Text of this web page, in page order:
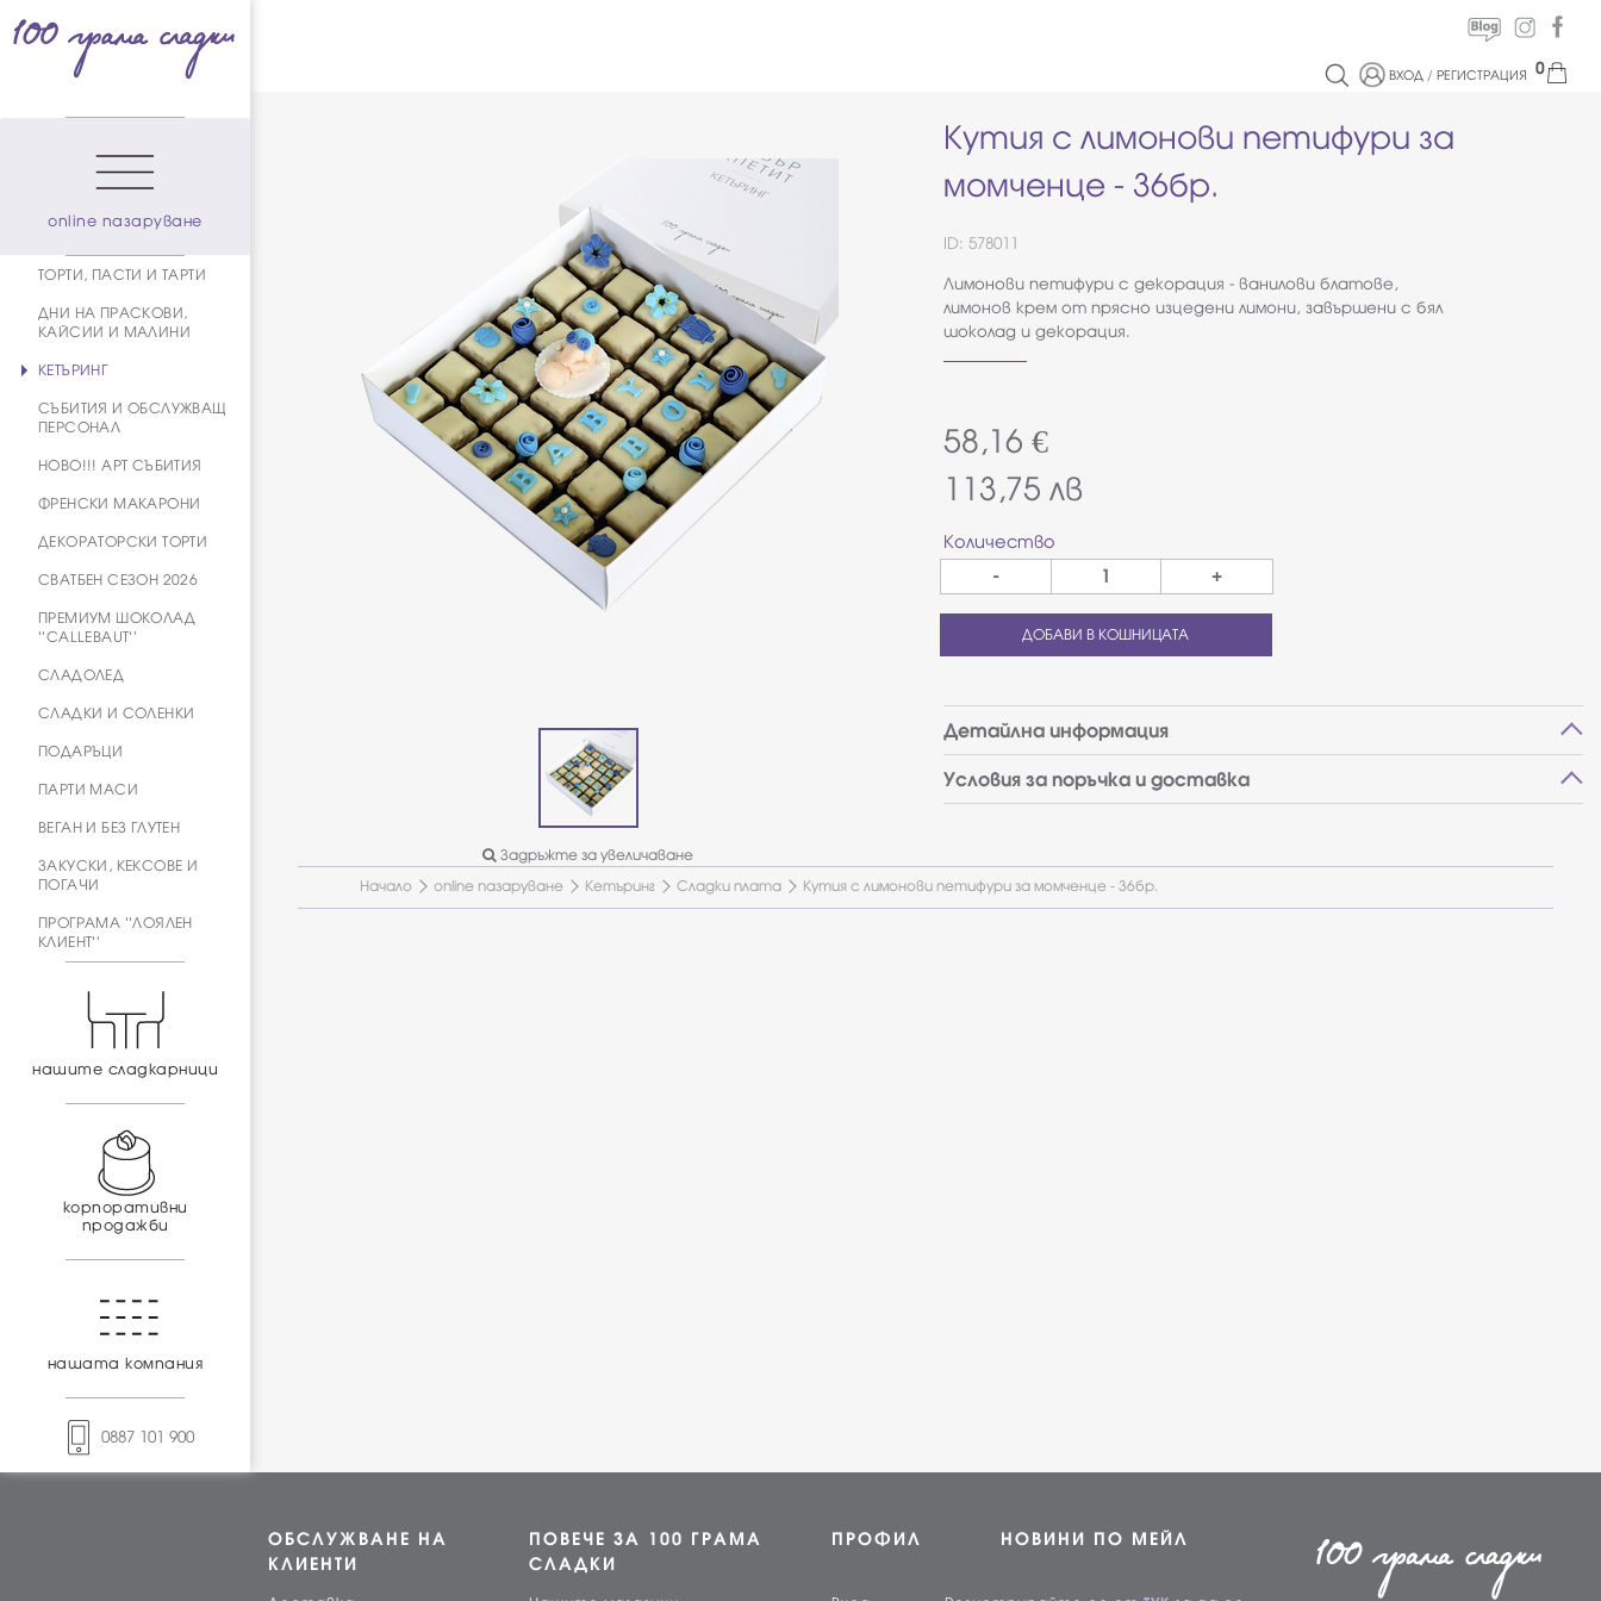
online пазаруване
ТОРТИ, ПАСТИ И ТАРТИ
ДНИ НА ПРАСКОВИ,
КАЙСИИ И МАЛИНИ
КЕТЪРИНГ
СЪБИТИЯ И ОБСЛУЖВАЩ
ПЕРСОНАЛ
НОВО!!! АРТ СЪБИТИЯ
ФРЕНСКИ МАКАРОНИ
ДЕКОРАТОРСКИ ТОРТИ
СВАТБЕН СЕЗОН 2026
ПРЕМИУМ ШОКОЛАД
''CALLEBAUT''
СЛАДОЛЕД
СЛАДКИ И СОЛЕНКИ
ПОДАРЪЦИ
ПАРТИ МАСИ
ВЕГАН И БЕЗ ГЛУТЕН
ЗАКУСКИ, КЕКСОВЕ И
ПОГАЧИ
ПРОГРАМА ''ЛОЯЛЕН
КЛИЕНТ''
нашите сладкарници
корпоративни
продажби
нашата компания
0887 101 900
ВХОД /РЕГИСТРАЦИЯ 0
Задръжте за увеличаване
Кутия с лимонови петифури за
момченце - 36бр.
ID: 578011
Лимонови петифури с декорация - ванилови блатове,
лимонов крем от прясно изцедени лимони, завършени с бял
шоколад и декорация.
58,16 €
113,75 лв
Количество
- +
ДОБАВИ В КОШНИЦАТА
Детайлна информация
Условия за поръчка и доставка
Начало online пазаруване Кетъринг Сладки плата Кутия с лимонови петифури за момченце - 36бр.
ОБСЛУЖВАНЕ НА
КЛИЕНТИ
ПОВЕЧЕ ЗА 100 ГРАМА
СЛАДКИ
ПРОФИЛ НОВИНИ ПО МЕЙЛ